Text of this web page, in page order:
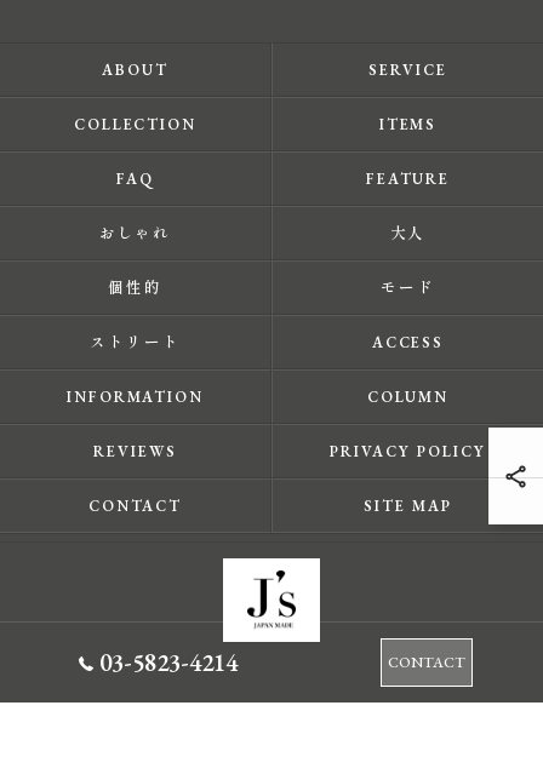
03-5823-4214 CONTACT
ABOUT SERVICE
COLLECTION ITEMS
FAQ FEATURE
おしゃれ 大人
個性的 モード
ストリート ACCESS
INFORMATION COLUMN
REVIEWS PRIVACY POLICY
CONTACT SITE MAP
© 2026 東京都蔵前のセレクトショップならJ's ALL RIGHTS RESERVED.